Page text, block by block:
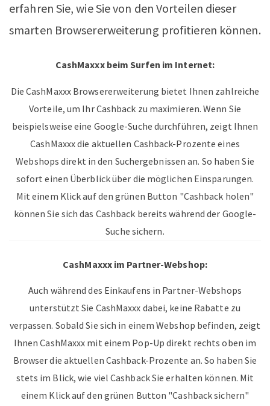
erfahren Sie, wie Sie von den Vorteilen dieser
smarten Browsererweiterung profitieren können.
CashMaxxx beim Surfen im Internet:
Die CashMaxxx Browsererweiterung bietet Ihnen zahlreiche
Vorteile, um Ihr Cashback zu maximieren. Wenn Sie
beispielsweise eine Google-Suche durchführen, zeigt Ihnen
CashMaxxx die aktuellen Cashback-Prozente eines
Webshops direkt in den Suchergebnissen an. So haben Sie
sofort einen Überblick über die möglichen Einsparungen.
Mit einem Klick auf den grünen Button "Cashback holen"
können Sie sich das Cashback bereits während der Google-
Suche sichern.
CashMaxxx im Partner-Webshop:
Auch während des Einkaufens in Partner-Webshops
unterstützt Sie CashMaxxx dabei, keine Rabatte zu
verpassen. Sobald Sie sich in einem Webshop befinden, zeigt
Ihnen CashMaxxx mit einem Pop-Up direkt rechts oben im
Browser die aktuellen Cashback-Prozente an. So haben Sie
stets im Blick, wie viel Cashback Sie erhalten können. Mit
einem Klick auf den grünen Button "Cashback sichern"